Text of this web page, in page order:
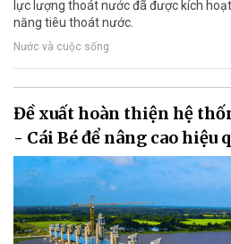
lực lượng thoát nước đã được kích
năng tiêu thoát nước.
Nước và cuộc sống
Đề xuất hoàn thiện hệ
- Cái Bé để nâng cao hiệu